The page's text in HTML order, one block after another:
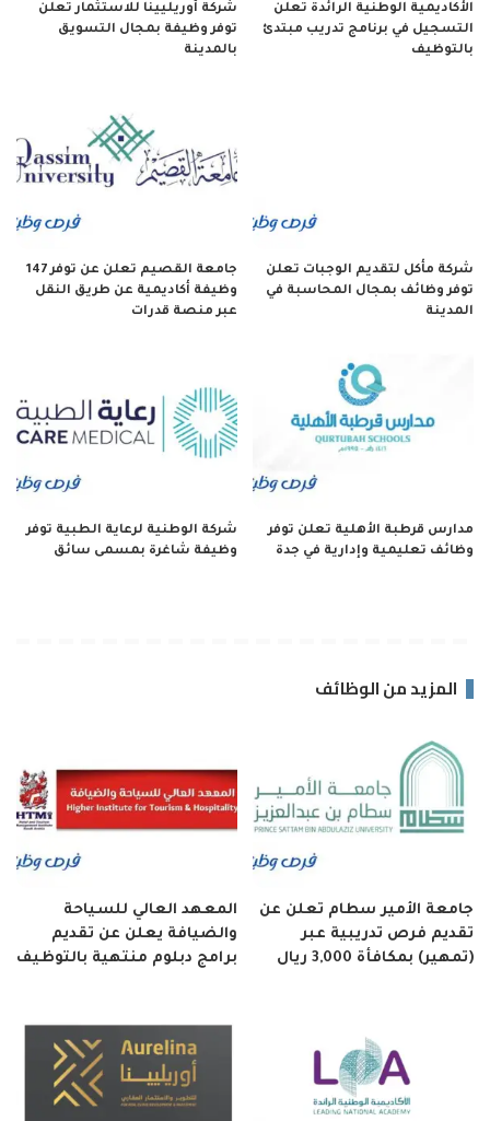
الأكاديمية الوطنية الرائدة تعلن
التسجيل في برنامج تدريب مبتدئ
بالتوظيف
شركة أوريليينا للاستثمار تعلن
توفر وظيفة بمجال التسويق
بالمدينة
شركة مأكل لتقديم الوجبات تعلن
توفر وظائف بمجال المحاسبة في
المدينة
جامعة القصيم تعلن عن توفر 147
وظيفة أكاديمية عن طريق النقل
عبر منصة قدرات
مدارس قرطبة الأهلية تعلن توفر
وظائف تعليمية وإدارية في جدة
شركة الوطنية لرعاية الطبية توفر
وظيفة شاغرة بمسمى سائق
المزيد من الوظائف
جامعة الأمير سطام تعلن عن
تقديم فرص تدريبية عبر
(تمهير) بمكافأة 3,000 ريال
المعهد العالي للسياحة
والضيافة يعلن عن تقديم
برامج دبلوم منتهية بالتوظيف